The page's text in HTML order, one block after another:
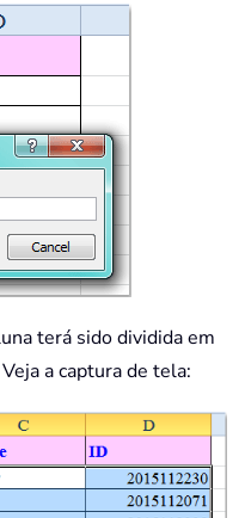
terá sido dividida em
a captura de tela: